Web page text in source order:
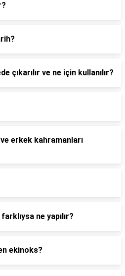
çıkarılır ve ne için kullanılır?
erkek kahramanları
ne yapılır?
ekinoks?